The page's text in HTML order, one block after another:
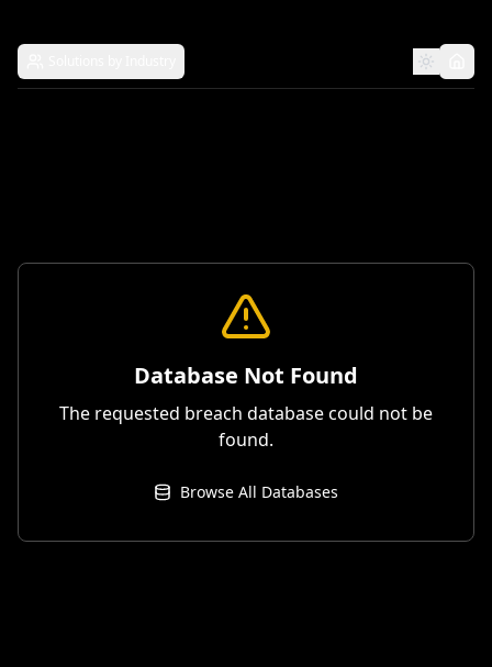
Database Not Found
The requested breach database could not be
found.
Browse All Databases